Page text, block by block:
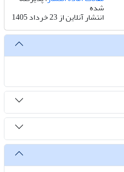
شده
انتشار آنلاین از 23 خرداد 1405